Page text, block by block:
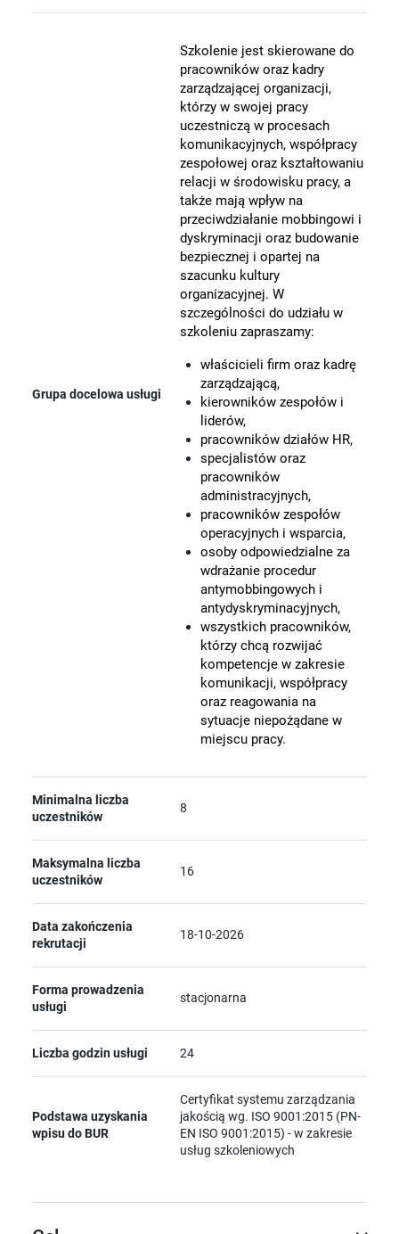
Grupa docelowa usługi
Szkolenie jest skierowane do
pracowników oraz kadry
zarządzającej organizacji,
którzy w swojej pracy
uczestniczą w procesach
komunikacyjnych, współpracy
zespołowej oraz kształtowaniu
relacji w środowisku pracy, a
także mają wpływ na
przeciwdziałanie mobbingowi i
dyskryminacji oraz budowanie
bezpiecznej i opartej na
szacunku kultury
organizacyjnej. W
szczególności do udziału w
szkoleniu zapraszamy:
właścicieli firm oraz kadrę
zarządzającą,
kierowników zespołów i
liderów,
pracowników działów HR,
specjalistów oraz
pracowników
administracyjnych,
pracowników zespołów
operacyjnych i wsparcia,
osoby odpowiedzialne za
wdrażanie procedur
antymobbingowych i
antydyskryminacyjnych,
wszystkich pracowników,
którzy chcą rozwijać
kompetencje w zakresie
komunikacji, współpracy
oraz reagowania na
sytuacje niepożądane w
miejscu pracy.
Minimalna liczba
uczestników
8
Maksymalna liczba
uczestników
16
Data zakończenia
rekrutacji
18-10-2026
Forma prowadzenia
usługi
stacjonarna
Liczba godzin usługi 24
Podstawa uzyskania
wpisu do BUR
Certyfikat systemu zarządzania
jakością wg. ISO 9001:2015 (PN-
EN ISO 9001:2015) - w zakresie
usług szkoleniowych